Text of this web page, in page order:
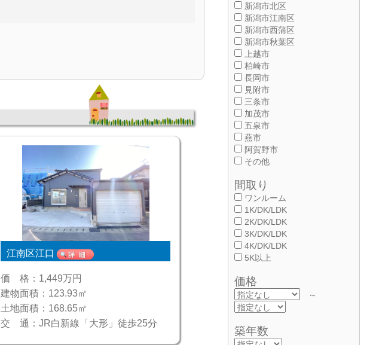
江南区江口
価 格： 1,449万円
建物面積： 123.93㎡
土地面積： 168.65㎡
交 通：JR白新線「大形」徒歩25分
新潟市北区
新潟市江南区
新潟市西蒲区
新潟市秋葉区
上越市
柏崎市
長岡市
見附市
三条市
加茂市
五泉市
燕市
阿賀野市
その他
間取り
ワンルーム
1K/DK/LDK
2K/DK/LDK
3K/DK/LDK
4K/DK/LDK
5K以上
価格
～
築年数